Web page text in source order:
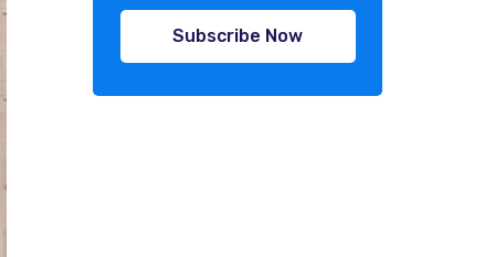
Subscribe Now